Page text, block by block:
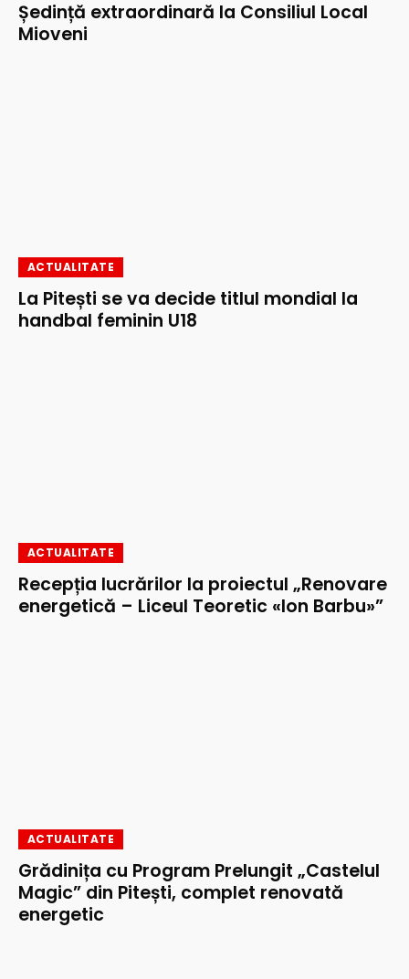
Ședință extraordinară la Consiliul Local
Mioveni
ACTUALITATE
La Pitești se va decide titlul mondial la
handbal feminin U18
ACTUALITATE
Recepția lucrărilor la proiectul „Renovare
energetică – Liceul Teoretic «Ion Barbu»”
ACTUALITATE
Grădinița cu Program Prelungit „Castelul
Magic” din Pitești, complet renovată
energetic